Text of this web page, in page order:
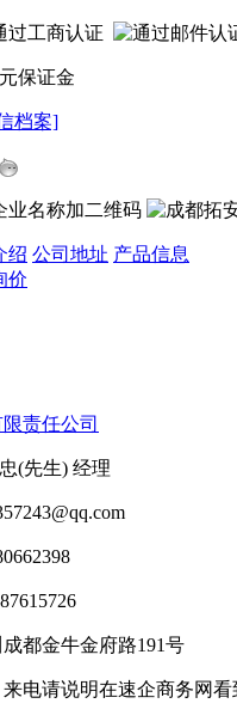
元保证金
档案]
业名称加二维码
绍 公司地址 产品信息
价
责任公司
(先生) 经理
成都金牛金府路191号
来电请说明在速企商务网看